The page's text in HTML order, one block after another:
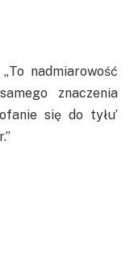
nadmiarowość
znaczenia
się do tyłu’